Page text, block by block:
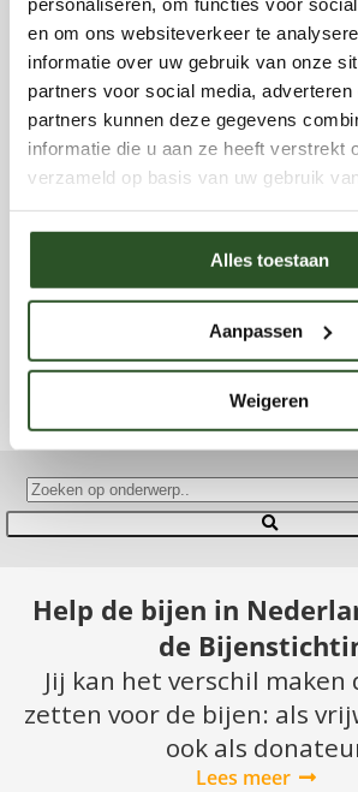
en om ons websiteverkeer te
informatie over uw gebruik van onze
partners voor social media,
partners kunnen deze gegevens
informatie die u aan ze heeft verstrekt
verzameld op basis van uw gebruik
Alles toestaan
Aanpassen
Weigeren
Grotere oogsten én meer biodiversiteit?
zien dat natuurvriendelijke landbouw loont
Klimaatverandering maakt bijen nóg
bestrijdingsmiddelen
Meer nieuws
Help de bijen in
de
Jij kan het verschil maken
zetten voor de bijen: als
ook als
Lees meer